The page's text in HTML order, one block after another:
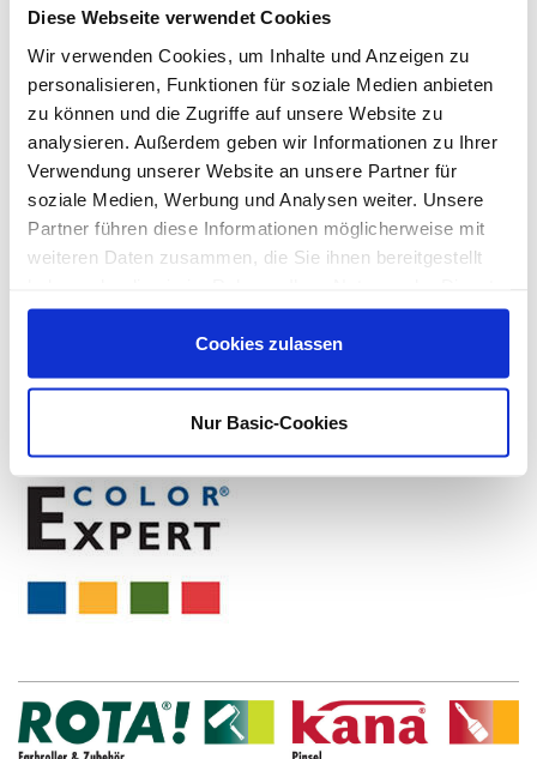
Diese Webseite verwendet Cookies
Wir verwenden Cookies, um Inhalte und Anzeigen zu
personalisieren, Funktionen für soziale Medien anbieten
zu können und die Zugriffe auf unsere Website zu
analysieren. Außerdem geben wir Informationen zu Ihrer
Verwendung unserer Website an unsere Partner für
soziale Medien, Werbung und Analysen weiter. Unsere
Partner führen diese Informationen möglicherweise mit
weiteren Daten zusammen, die Sie ihnen bereitgestellt
gesammelt haben.
Cookies zulassen
Nur Basic-Cookies
Márkatermékeink:
Storch
COLOR EXPERT
Rota / Kana / Masq / Prep